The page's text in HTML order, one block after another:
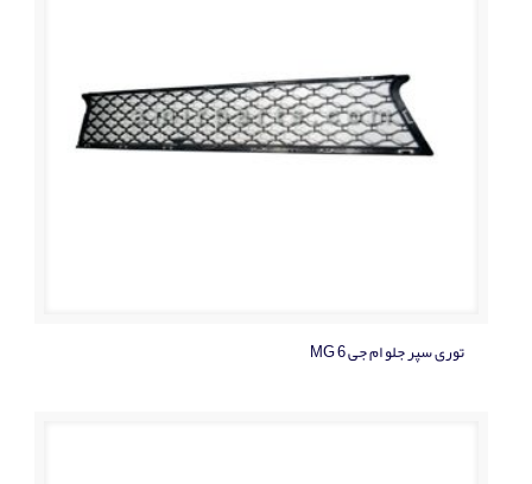
توری سپر جلو ام جی MG 6